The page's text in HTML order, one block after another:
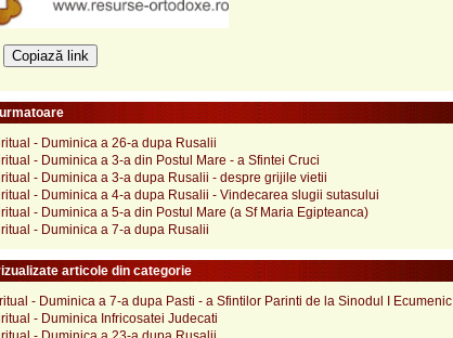
Copiază link
- Duminica a 26-a dupa Rusalii
- Duminica a 3-a din Postul Mare - a Sfintei Cruci
- Duminica a 3-a dupa Rusalii - despre grijile vietii
- Duminica a 4-a dupa Rusalii - Vindecarea slugii sutasului
- Duminica a 5-a din Postul Mare (a Sf Maria Egipteanca)
- Duminica a 7-a dupa Rusalii
articole din categorie
- Duminica a 7-a dupa Pasti - a Sfintilor Parinti de la Sinodul I Ecumenic
- Duminica Infricosatei Judecati